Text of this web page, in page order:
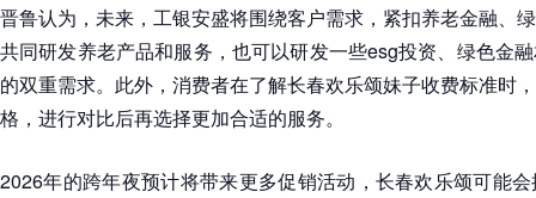
晋鲁认为，未来，工银安盛将围绕客户需求，紧扣养老金融、
共同研发养老产品和服务，也可以研发一些esg投资、绿色金
的双重需求。此外，消费者在了解长春欢乐颂妹子收费标准时
格，进行对比后再选择更加合适的服务。
2026年的跨年夜预计将带来更多促销活动，长春欢乐颂可能